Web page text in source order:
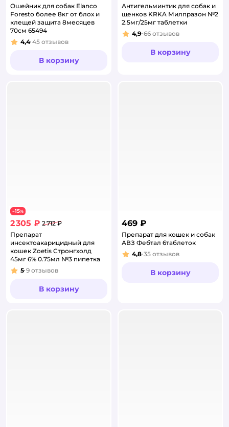
Ошейник для собак Elanco
Foresto более 8кг от блох и
клещей защита 8месяцев
70см 65494
Рейтинг:
4,4 45 отзывов
В корзину
Антигельминтик для собак и
щенков KRKA Милпразон №2
2.5мг/25мг таблетки
Рейтинг:
4,9 66 отзывов
В корзину
−15%
2 305 ₽ 2 712 ₽
Препарат
инсектоакарицидный для
кошек Zoetis Стронгхолд
45мг 6% 0.75мл №3 пипетка
Рейтинг:
5 9 отзывов
В корзину
469 ₽
Препарат для кошек и собак
АВЗ Фебтал 6таблеток
Рейтинг:
4,8 35 отзывов
В корзину